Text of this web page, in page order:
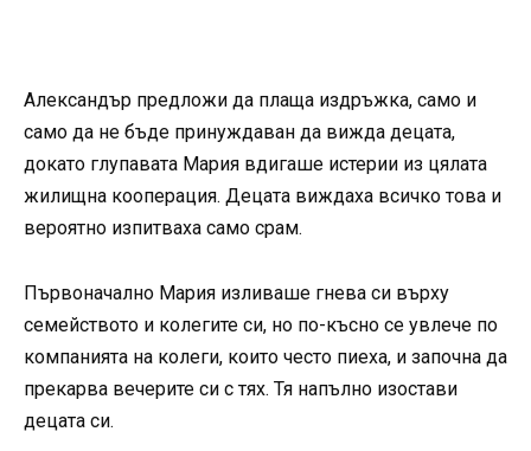
Александър предложи да плаща издръжка, само и
само да не бъде принуждаван да вижда децата,
докато глупавата Мария вдигаше истерии из цялата
жилищна кооперация. Децата виждаха всичко това и
вероятно изпитваха само срам.
Първоначално Мария изливаше гнева си върху
семейството и колегите си, но по-късно се увлече по
компанията на колеги, които често пиеха, и започна да
прекарва вечерите си с тях. Тя напълно изостави
децата си.